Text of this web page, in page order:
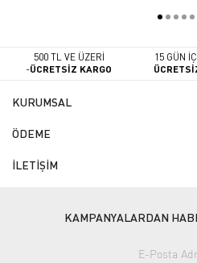
500 TL VE ÜZERİ
-ÜCRETSİZ KARGO
15 GÜN
KURUMSAL
ÖDEME
İLETİŞİM
KAMPANYALARDAN